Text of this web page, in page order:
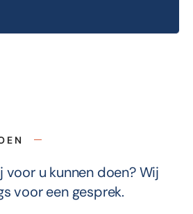
voor u kunnen doen? Wij
voor een gesprek.